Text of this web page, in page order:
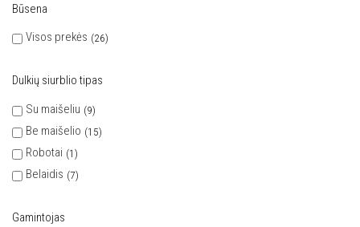
Būsena
Visos prekės
26
Dulkių siurblio tipas
Su maišeliu
9
Be maišelio 15
Robotai 1
Belaidis 7
Gamintojas